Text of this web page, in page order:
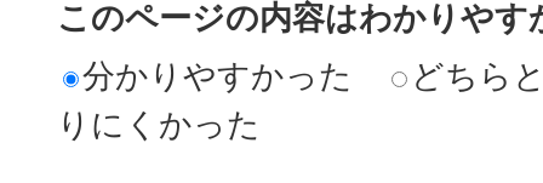
このページの内容はわかりやす
分かりやすかった
どちら
りにくかった